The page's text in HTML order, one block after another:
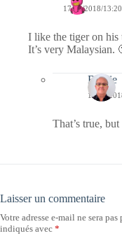
17/06/2018/13:20
I like the tiger on his
It’s very Malaysian.
Bernie
18/06/
That’s true,
Laisser un commentaire
Votre adresse e-mail ne sera
indiqués avec *